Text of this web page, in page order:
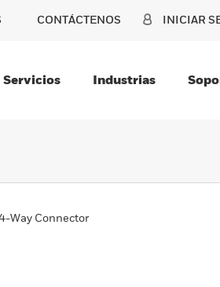
CONTÁCTENOS INICIAR
Servicios Industrias
Way Connector